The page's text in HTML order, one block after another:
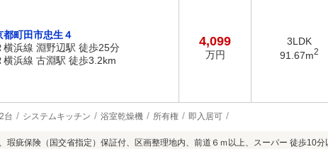
都町田市忠生４
横浜線 淵野辺駅 徒歩25分
横浜線 古淵駅 徒歩3.2km
4,099
万円
3LDK
91.67m2
台 システムキッチン 浴室乾燥機 所有権 即入居可
瑕疵保険（国交省指定）保証付、区画整理地内、前道６ｍ以上、スーパー 徒歩10